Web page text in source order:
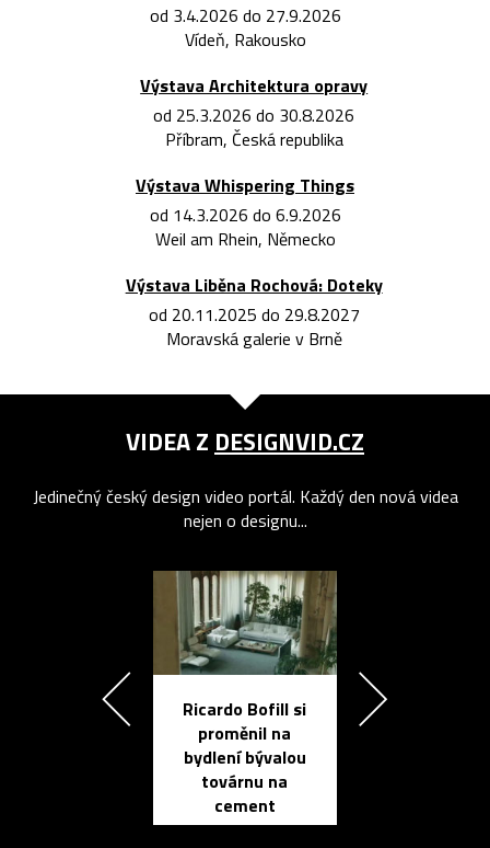
od 3.4.2026 do 27.9.2026
Vídeň, Rakousko
Výstava Architektura opravy
od 25.3.2026 do 30.8.2026
Příbram, Česká republika
Výstava Whispering Things
od 14.3.2026 do 6.9.2026
Weil am Rhein, Německo
Výstava Liběna Rochová: Doteky
od 20.11.2025 do 29.8.2027
Moravská galerie v Brně
VIDEA Z DESIGNVID.CZ
Jedinečný český design video portál. Každý den nová videa
nejen o designu...
Ricardo Bofill si
proměnil na
bydlení bývalou
továrnu na
cement